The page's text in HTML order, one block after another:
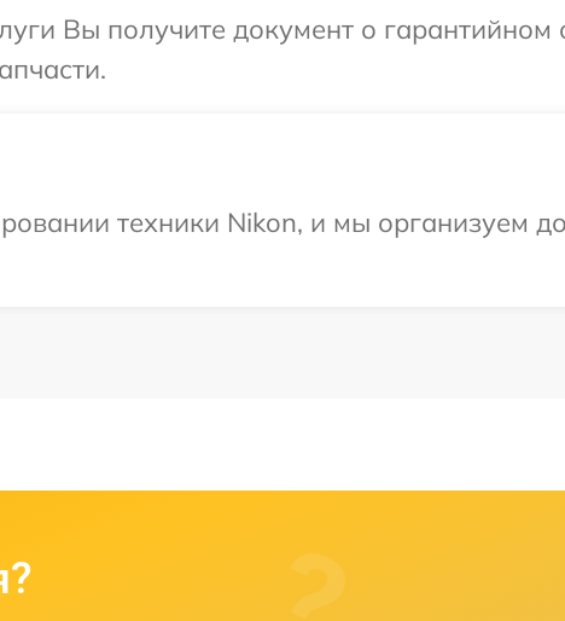
Вы получите документ о гарантийном
техники Nikon, и мы организуем